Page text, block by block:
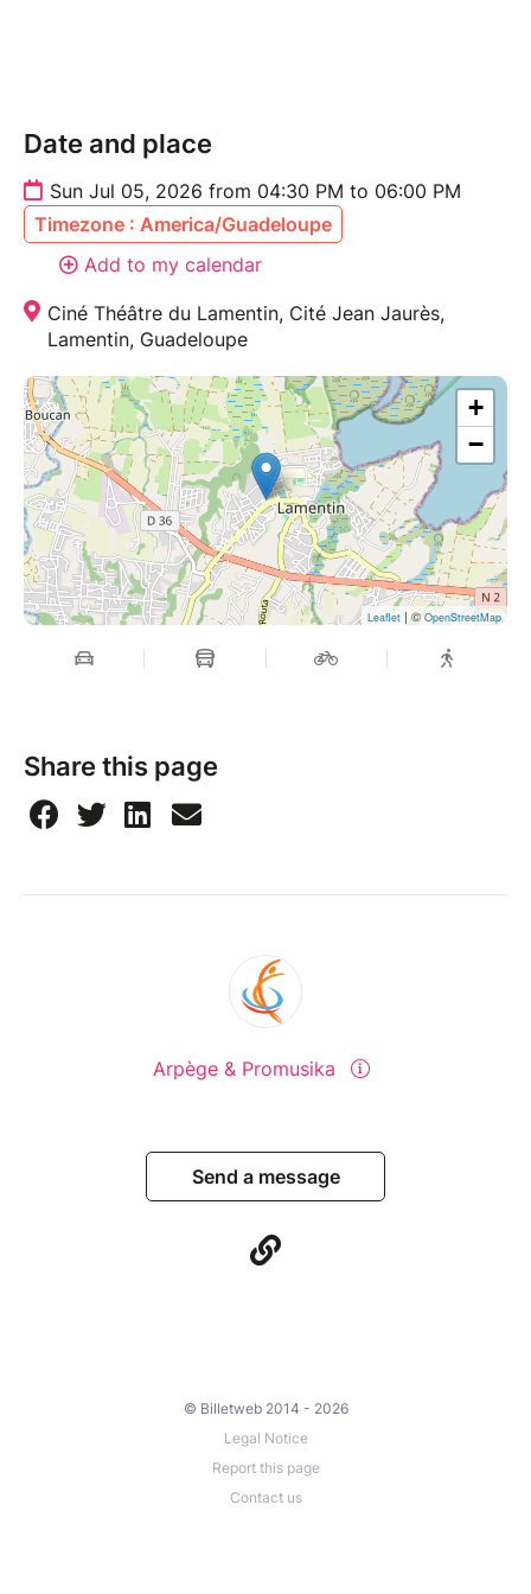
Date and place
Sun Jul 05, 2026 from 04:30 PM to 06:00 PM
Timezone : America/Guadeloupe
Add to my calendar
Ciné Théâtre du Lamentin, Cité Jean Jaurès,
Lamentin, Guadeloupe
+
−
Leaflet | © OpenStreetMap
Share this page
Arpège & Promusika
Send a message
© Billetweb 2014 - 2026
Legal Notice
Report this page
Contact us